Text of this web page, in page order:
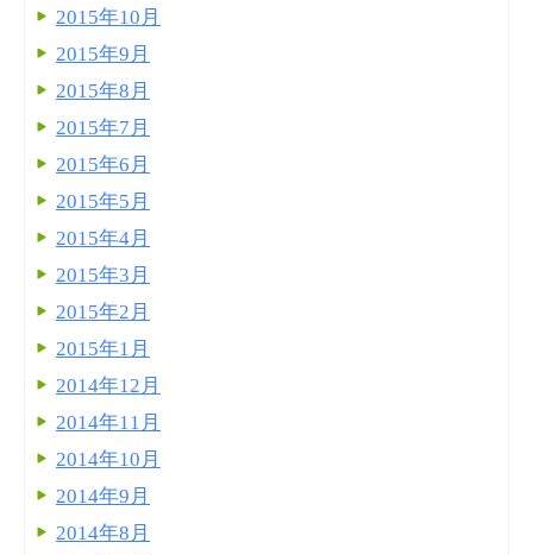
2015年10月
2015年9月
2015年8月
2015年7月
2015年6月
2015年5月
2015年4月
2015年3月
2015年2月
2015年1月
2014年12月
2014年11月
2014年10月
2014年9月
2014年8月